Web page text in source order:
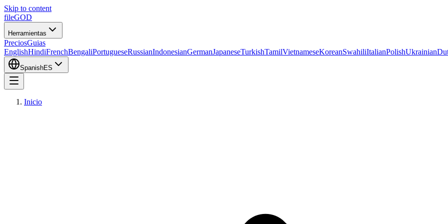
Skip to content
fileGOD
Herramientas
PreciosGuias
EnglishHindiFrenchBengaliPortugueseRussianIndonesianGermanJapaneseTurkishTamilVietnameseKoreanSwahiliItalianPolishUkrainian
SpanishES
Inicio